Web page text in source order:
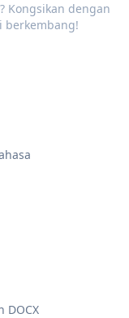
Kongsikan dengan
berkembang!
DOCX